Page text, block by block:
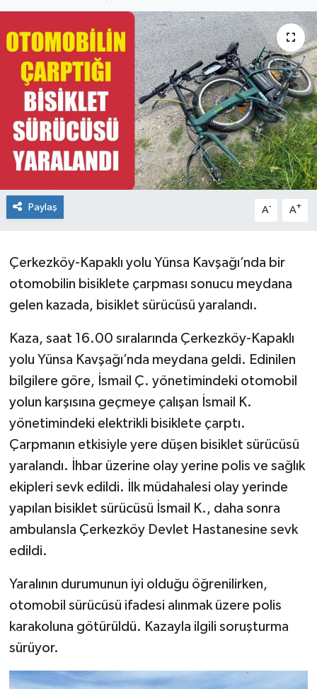
Paylaş A- A+
Çerkezköy-Kapaklı yolu Yünsa Kavşağı’nda bir
otomobilin bisiklete çarpması sonucu meydana
gelen kazada, bisiklet sürücüsü yaralandı.
Kaza, saat 16.00 sıralarında Çerkezköy-Kapaklı
yolu Yünsa Kavşağı’nda meydana geldi. Edinilen
bilgilere göre, İsmail Ç. yönetimindeki otomobil
yolun karşısına geçmeye çalışan İsmail K.
yönetimindeki elektrikli bisiklete çarptı.
Çarpmanın etkisiyle yere düşen bisiklet sürücüsü
yaralandı. İhbar üzerine olay yerine polis ve sağlık
ekipleri sevk edildi. İlk müdahalesi olay yerinde
yapılan bisiklet sürücüsü İsmail K., daha sonra
ambulansla Çerkezköy Devlet Hastanesine sevk
edildi.
Yaralının durumunun iyi olduğu öğrenilirken,
otomobil sürücüsü ifadesi alınmak üzere polis
karakoluna götürüldü. Kazayla ilgili soruşturma
sürüyor.
Sağlık
Teknoloji
Yaşam